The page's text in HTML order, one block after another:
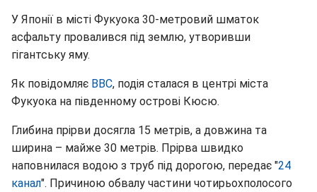
У Японії в місті Фукуока 30-метровий шматок
асфальту провалився під землю, утворивши
гігантську яму.
Як повідомляє BBC, подія сталася в центрі міста
Фукуока на південному острові Кюсю.
Глибина прірви досягла 15 метрів, а довжина та
ширина – майже 30 метрів. Прірва швидко
наповнилася водою з труб під дорогою, передає "24
канал". Причиною обвалу частини чотирьохполосого